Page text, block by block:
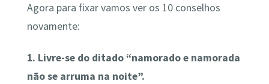
Agora para fixar vamos ver os 10 conselhos
novamente:
1. Livre-se do ditado “namorado e namorada
não se arruma na noite”.